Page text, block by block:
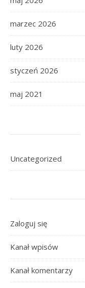
marzec 2026
luty 2026
styczeń 2026
maj 2021
Uncategorized
Zaloguj się
Kanał wpisów
Kanał komentarzy